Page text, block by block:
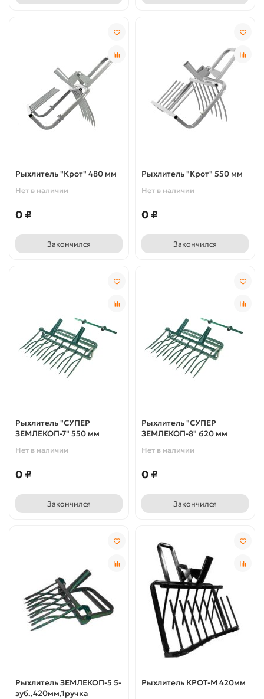
Рыхлитель "Крот" 480 мм
Нет в наличии
0 ₽
Закончился
Рыхлитель "Крот" 550 мм
Нет в наличии
0 ₽
Закончился
Рыхлитель "СУПЕР
ЗЕМЛЕКОП-7" 550 мм
Нет в наличии
0 ₽
Закончился
Рыхлитель "СУПЕР
ЗЕМЛЕКОП-8" 620 мм
Нет в наличии
0 ₽
Закончился
Рыхлитель ЗЕМЛЕКОП-5 5-
зуб.,420мм,1ручка
Рыхлитель КРОТ-М 420мм